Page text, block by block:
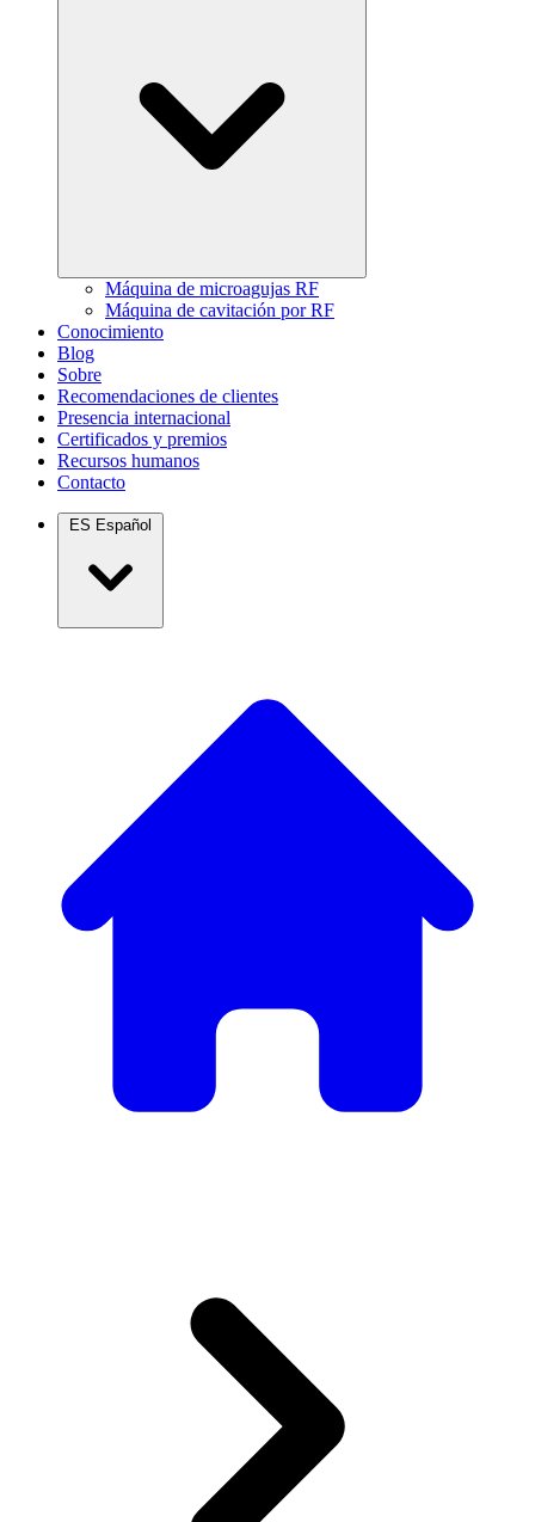
Máquina de microagujas RF
Máquina de cavitación por RF
Conocimiento
Blog
Sobre
Recomendaciones de clientes
Presencia internacional
Certificados y premios
Recursos humanos
Contacto
ES Español